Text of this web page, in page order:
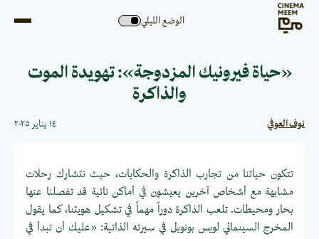
الوضع الليلي
«حياة فيرونيك المزدوجة»: تهويدة الموت
والذاكرة
نوف العوفي ١٤ يناير ٢٠٢٥
تتكون حياتنا من تجارب الذاكرة والحكايات، حيث نتشارك رحلات
مشابهة مع أشخاص آخرين يعيشون في أماكن نائية قد تفصلنا عنها
بحار ومحيطات. تلعب الذاكرة دوراً مهماً في تشكيل هويتنا، كما يقول
المخرج السينمائي لويس بونويل في سيرته الذاتية: «عليك أن تبدأ في